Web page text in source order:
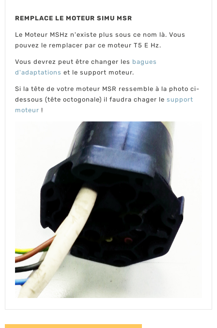
REMPLACE LE MOTEUR SIMU MSR
Le Moteur MSHz n'existe plus sous ce nom là. Vous
pouvez le remplacer par ce moteur T5 E Hz.
Vous devrez peut être changer les bagues
d'adaptations et le support moteur.
Si la tête de votre moteur MSR ressemble à la photo ci-
dessous (tête octogonale) il faudra chager le support
moteur !